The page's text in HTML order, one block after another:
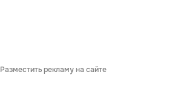
Разместить рекламу на сайте